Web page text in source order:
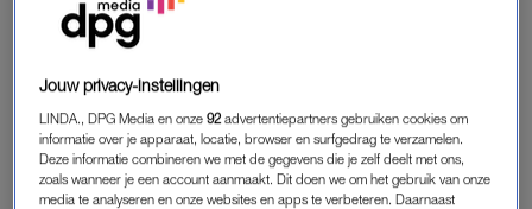
VIDEO
In de video – gemaakt door Lisette Lubbers – die Kim deelt is
te zien dat ze net is bevallen van zoontje Youp. De
gelukshormonen spatten van het scherm, en wij zijn blij dat we
Jouw privacy-instellingen
LINDA., DPG Media en onze92 advertentiepartners gebruiken cookies om
informatie over je apparaat, locatie, browser en surfgedrag te verzamelen.
Deze informatie combineren we met de gegevens die je zelf deelt met ons,
zoals wanneer je een account aanmaakt. Dit doen we om het gebruik van onze
media te analyseren en onze websites en apps te verbeteren. Daarnaast